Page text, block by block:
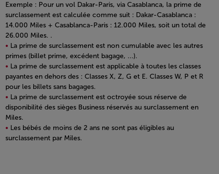
Exemple : Pour un vol Dakar-Paris, via Casablanca, la prime de
surclassement est calculée comme suit : Dakar-Casablanca :
14.000 Miles + Casablanca-Paris : 12.000 Miles, soit un total de
26.000 Miles. .
La prime de surclassement est non cumulable avec les autres
primes (billet prime, excédent bagage, ...).
La prime de surclassement est applicable à toutes les classes
payantes en dehors des : Classes X, Z, G et E. Classes W, P et R
pour les billets sans bagages.
La prime de surclassement est octroyée sous réserve de
disponibilité des sièges Business réservés au surclassement en
Miles.
Les bébés de moins de 2 ans ne sont pas éligibles au
surclassement par Miles.